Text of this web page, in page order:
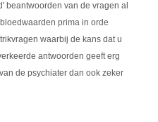
beantwoorden van de vragen al
prima in orde
waarbij de kans dat u
antwoorden geeft erg
de psychiater dan ook zeker